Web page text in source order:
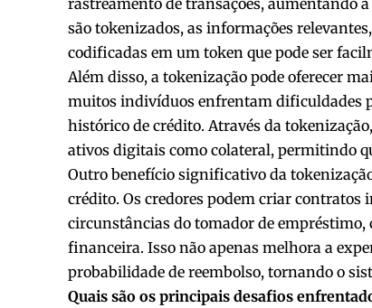
rastreamento de transações, aumentando
são tokenizados, as informações
codificadas em um token que pode ser
Além disso, a tokenização pode oferecer
muitos indivíduos enfrentam dificuldades
histórico de crédito. Através da
ativos digitais como colateral, permitindo
Outro benefício significativo da
crédito. Os credores podem criar
circunstâncias do tomador de empréstimo,
financeira. Isso não apenas melhora a
probabilidade de reembolso, tornando o
Quais são os principais desafios